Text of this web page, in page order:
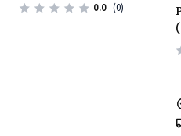
0.0 (0)
plastične